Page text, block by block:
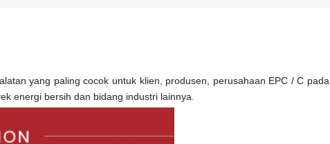
yang paling cocok untuk klien, produsen, perusahaan EPC / C pada
energi bersih dan bidang industri lainnya.